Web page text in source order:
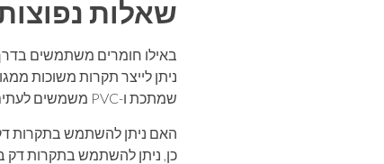
שאלות
באילו חומרים משתמשים
שמתכת ו-PVC משמשים לעתים קרובות בגלל העמידות שלהם ודרישות התחזוקה הנמוכות שלהם.
האם ניתן להשתמש בתקרות
כן, ניתן להשתמש בתקרות דק